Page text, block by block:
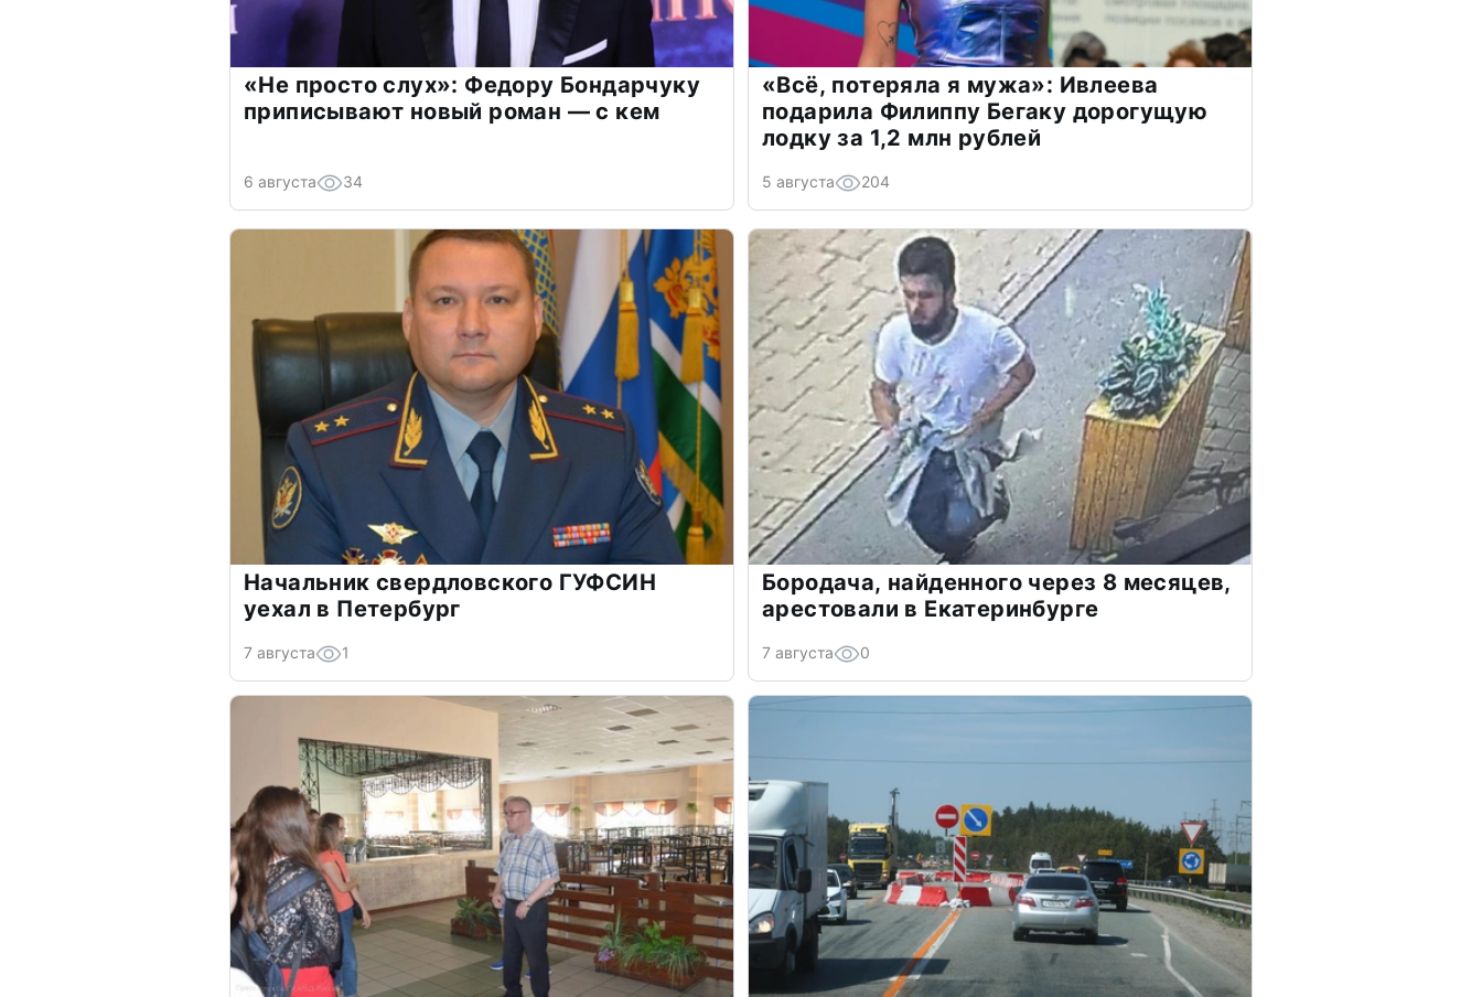
«Не просто слух»: Федору Бондарчуку
приписывают новый роман — с кем
6 августа 34
«Всё, потеряла я мужа»: Ивлеева
подарила Филиппу Бегаку дорогущую
лодку за 1,2 млн рублей
5 августа 204
Начальник свердловского ГУФСИН
уехал в Петербург
7 августа 1
Бородача, найденного через 8 месяцев,
арестовали в Екатеринбурге
7 августа 0